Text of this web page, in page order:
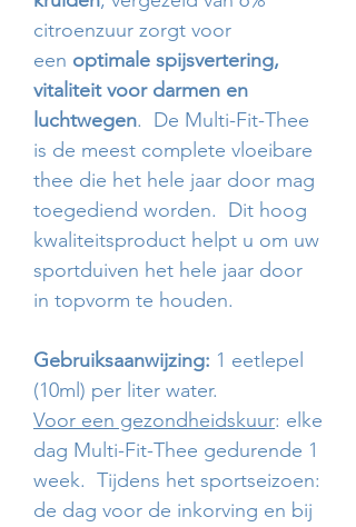
citroenzuur zorgt voor
een optimale spijsvertering,
vitaliteit voor darmen en
luchtwegen. De Multi-Fit-Thee
is de meest complete vloeibare
thee die het hele jaar door mag
toegediend worden. Dit hoog
kwaliteitsproduct helpt u om uw
sportduiven het hele jaar door
in topvorm te houden.
Gebruiksaanwijzing: 1 eetlepel
(10ml) per liter water.
Voor een gezondheidskuur: elke
dag Multi-Fit-Thee gedurende 1
week. Tijdens het sportseizoen:
de dag voor de inkorving en bij